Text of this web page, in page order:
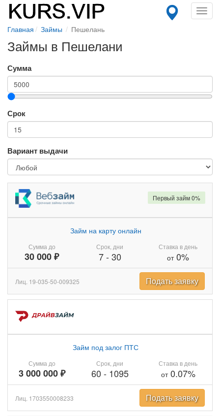
Главная Займы Пешелань
Займы в Пешелани
Сумма
Срок
Вариант выдачи
Сумма до
30 000 ₽
Займ на карту онлайн
Срок, дни
7- 30
Ставка в день
от0%
Первый займ 0%
Лиц. 19-035-50-009325 Подать заявку
Сумма до
3 000 000 ₽
Займ под залог ПТС
Срок, дни
60 - 1095
Ставка в день
от0.07%
Лиц. 1703550008233 Подать заявку